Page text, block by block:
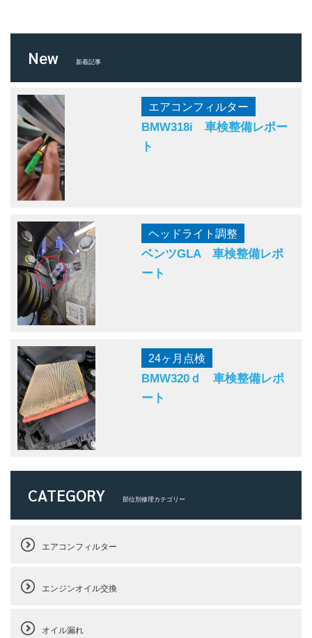
New 新着記事
エアコンフィルター
BMW318i 車検整備レポー
ト
ヘッドライト調整
ベンツGLA 車検整備レポ
ート
24ヶ月点検
BMW320ｄ 車検整備レポ
ート
CATEGORY 部位別修理カテゴリー
エアコンフィルター
エンジンオイル交換
オイル漏れ